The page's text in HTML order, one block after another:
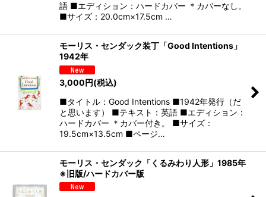
語 ■エディション：ハードカバー ＊カバーなし。
■サイズ：20.0cm×17.5cm …
モーリス・センダック装丁「Good Intentions」
1942年
3,000円(税込)
■タイトル：Good Intentions ■1942年発行（だ
と思います） ■テキスト：英語 ■エディション：
ハードカバー ＊カバー付き。 ■サイズ：
19.5cm×13.5cm ■ページ…
モーリス・センダック「くるみわり人形」1985年
※旧版/ハードカバー版